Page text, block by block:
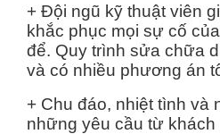
+ Đội ngũ kỹ thuật viên
khắc phục mọi sự cố
để. Quy trình sửa chữa
và có nhiều phương án
+ Chu đáo, nhiệt tình và
những yêu cầu từ khách